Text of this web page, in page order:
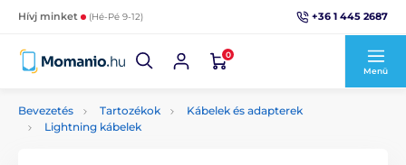
Hívj minket (Hé-Pé 9-12) +36 1 445 2687
0
Menü
Bevezetés Tartozékok
Kábelek és adapterek
Lightning kábelek